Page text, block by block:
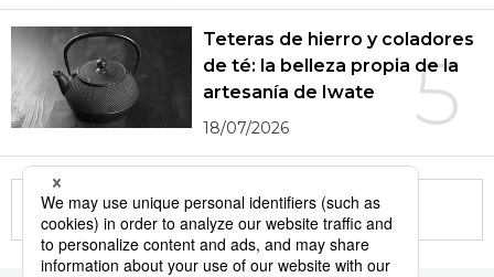
5
Teteras de hierro y coladores
de té: la belleza propia de la
artesanía de Iwate
18/07/2026
More in this series